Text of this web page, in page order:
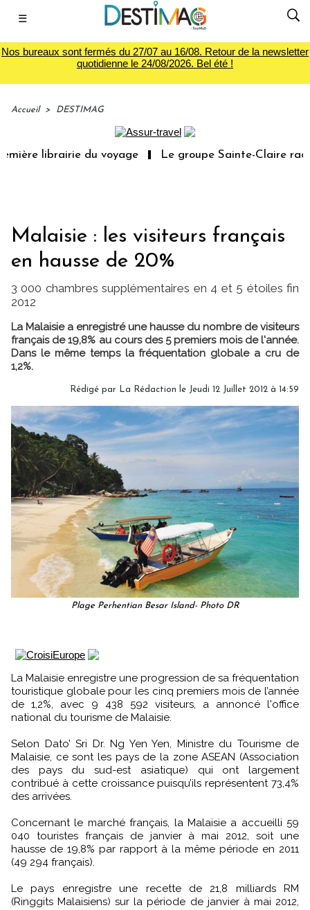
☰
Nos bureaux sont fermés du 27/07 au 16/08. Retour de la newsletter
quotidienne le 24/08/2026. Bel été !
Accueil > DESTIMAG
librairie du voyage Le groupe Sainte-Claire
Malaisie : les visiteurs français
en hausse de 20%
3 000 chambres supplémentaires en 4 et 5 étoiles fin
2012
La Malaisie a enregistré une hausse du nombre de visiteurs
français de 19,8% au cours des 5 premiers mois de l'année.
Dans le même temps la fréquentation globale a cru de
1,2%.
Rédigé par La Rédaction le Jeudi 12 Juillet 2012 à 14:59
Plage Perhentian Besar Island- Photo DR
La Malaisie enregistre une progression de sa fréquentation
touristique globale pour les cinq premiers mois de l’année
de 1,2%, avec 9 438 592 visiteurs, a annoncé l'office
national du tourisme de Malaisie.
Selon Dato’ Sri Dr. Ng Yen Yen, Ministre du Tourisme de
Malaisie, ce sont les pays de la zone ASEAN (Association
des pays du sud-est asiatique) qui ont largement
contribué à cette croissance puisqu’ils représentent 73,4%
des arrivées.
Concernant le marché français, la Malaisie a accueilli 59
040 touristes français de janvier à mai 2012, soit une
hausse de 19,8% par rapport à la même période en 2011
(49 294 français).
Le pays enregistre une recette de 21,8 milliards RM
(Ringgits Malaisiens) sur la période de janvier à mai 2012,